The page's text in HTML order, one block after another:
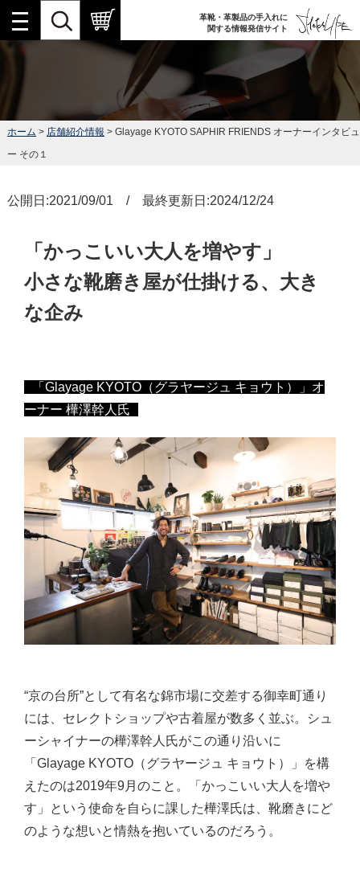
革靴・革製品の手入れに
関する情報発信サイト
ホーム > 店舗紹介情報 > Glayage KYOTO SAPHIR FRIENDS オーナーインタビュ
ー その１
公開日:2021/09/01 / 最終更新日:2024/12/24
「かっこいい大人を増やす」
小さな靴磨き屋が仕掛ける、大き
な企み
「Glayage KYOTO（グラヤージュ キョウト）」オ
ーナー 樺澤幹人氏
“京の台所”として有名な錦市場に交差する御幸町通り
には、セレクトショップや古着屋が数多く並ぶ。シュ
ーシャイナーの樺澤幹人氏がこの通り沿いに
「Glayage KYOTO（グラヤージュ キョウト）」を構
えたのは2019年9月のこと。「かっこいい大人を増や
す」という使命を自らに課した樺澤氏は、靴磨きにど
のような想いと情熱を抱いているのだろう。